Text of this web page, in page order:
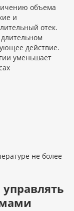
объема
и
отек.
действие.
уменьшает
не более